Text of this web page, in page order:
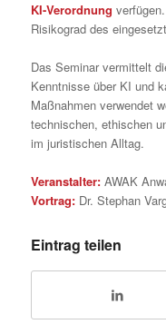
KI-Verordnung
Risikograd des
Das Seminar vermittelt
Kenntnisse über KI und
Maßnahmen verwendet
technischen, ethischen
im juristischen Alltag.
Veranstalter: AWAK
Vortrag: Dr. Stephan
Eintrag teilen